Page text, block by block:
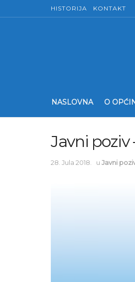
HISTORIJA KONTAKT
NASLOVNA O
Javni
28. Jula 2018. u Javni